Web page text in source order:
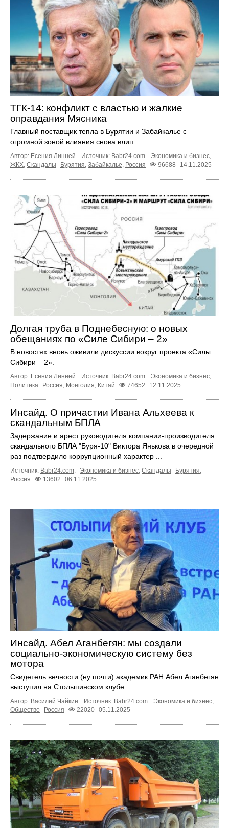
ТГК-14: конфликт с властью и жалкие
оправдания Мясника
Главный поставщик тепла в Бурятии и Забайкалье с
огромной зоной влияния снова влип.
Автор: Есения Линней. Источник: Babr24.com. Экономика и бизнес,
ЖКХ, Скандалы Бурятия, Забайкалье, Россия 96688 14.11.2025
Долгая труба в Поднебесную: о новых
обещаниях по «Силе Сибири – 2»
В новостях вновь оживили дискуссии вокруг проекта «Силы
Сибири – 2».
Автор: Есения Линней. Источник: Babr24.com Экономика и бизнес
Политика
Россия, Монголия, Китай 74652 12.11.2025
Инсайд. О причастии Ивана Альхеева к
скандальным БПЛА
Задержание и арест руководителя компании-производителя
скандального БПЛА "Буря-10" Виктора Янькова в очередной
раз подтвердило коррупционный характер ...
Источник: Babr24.com. Экономика и бизнес, Скандалы Бурятия,
Россия
13602 06.11.2025
Инсайд. Абел Аганбегян: мы создали
социально-экономическую систему без
мотора
Свидетель вечности (ну почти) академик РАН Абел Аганбегян
выступил на Столыпинском клубе.
Автор: Василий Чайкин. Источник: Babr24.com Экономика и бизнес
Общество
Россия 22020 05.11.2025